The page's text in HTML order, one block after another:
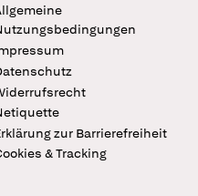
zur Barrierefreiheit
& Tracking